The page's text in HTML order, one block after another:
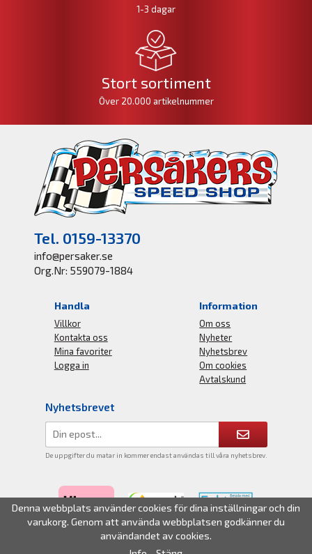
1-3 dagar
Stort sortiment
Över 20.000 artikelnummer
Tel. 0159-13370
info@persaker.se
Org.Nr: 559079-1884
Handla
Villkor
Kontakta oss
Mina favoriter
Logga in
Information
Om oss
Nyheter
Nyhetsbrev
Om cookies
Avtalskund
Nyhetsbrevet
De uppgifter du matar in kommer endast användas till våra nyhetsbrev.
Denna webbplats använder cookies för dina inställningar och din
varukorg. Genom att använda webbplatsen godkänner du
användandet av cookies.